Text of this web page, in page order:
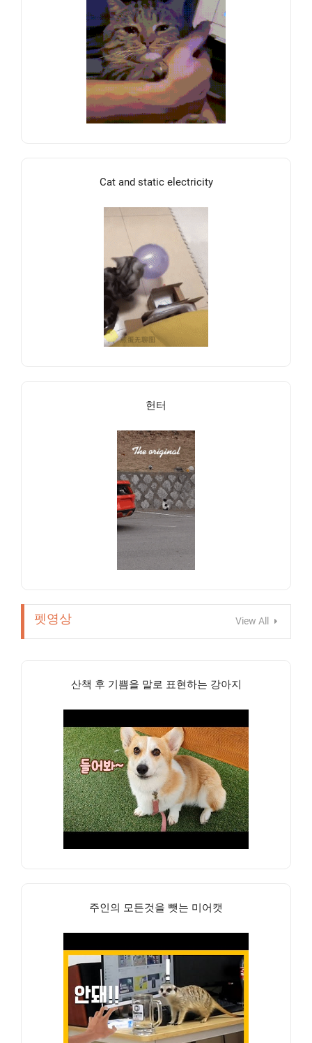
Cat and static electricity
헌터
펫영상 View All
산책 후 기쁨을 말로 표현하는 강아지
주인의 모든것을 뺏는 미어캣